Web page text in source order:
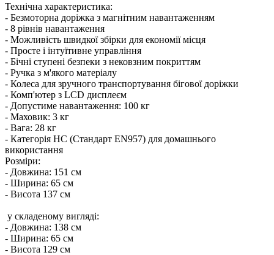
Технічна характеристика:
- Безмоторна доріжка з магнітним навантаженням
- 8 рівнів навантаження
- Можливість швидкої збірки для економії місця
- Просте і інтуїтивне управління
- Бічні ступені безпеки з нековзним покриттям
- Ручка з м'якого матеріалу
- Колеса для зручного транспортування бігової доріжки
- Комп'ютер з LCD дисплеєм
- Допустиме навантаження: 100 кг
- Маховик: 3 кг
- Вага: 28 кг
- Категорія HC (Стандарт EN957) для домашнього
використання
Розміри:
- Довжина: 151 см
- Ширина: 65 см
- Висота 137 см
у складеному вигляді:
- Довжина: 138 см
- Ширина: 65 см
- Висота 129 см